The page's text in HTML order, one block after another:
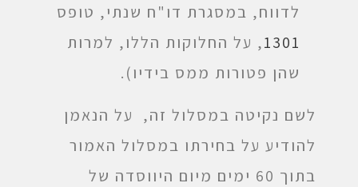
לדווח, במסגרת דו"ח שנתי, טופס
1301, על החלוקות הללו, למרות
שהן פטורות ממס בידיו).
לשם נקיטה במסלול זה, על הנאמן
להודיע על בחירתו במסלול האמור
בתוך 60 ימים מיום היווסדה של